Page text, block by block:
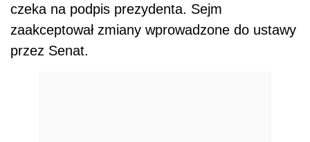
czeka na podpis prezydenta. Sejm
zaakceptował zmiany wprowadzone do ustawy
przez Senat.